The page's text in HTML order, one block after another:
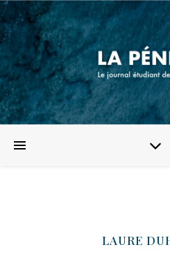
LAURE